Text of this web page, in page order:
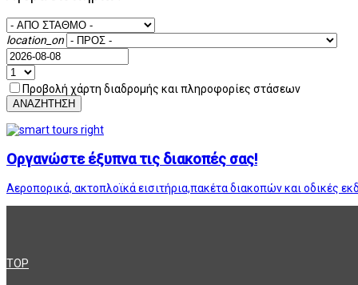
location_on
Προβολή χάρτη διαδρομής και πληροφορίες στάσεων
ΑΝΑΖΗΤΗΣΗ
Οργανώστε έξυπνα τις διακοπές σας!
Αεροπορικά, ακτοπλοϊκά εισιτήρια,πακέτα διακοπών και οδικές
TOP